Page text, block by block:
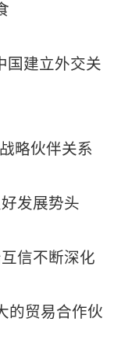
国建立外交关
略伙伴关系
发展势头
信不断深化
的贸易合作伙